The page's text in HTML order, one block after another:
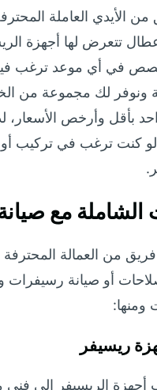
الأيدي العاملة
تتعرض لها أجهزة
في أي موعد ترغب
ونوفر لك مجموعة من
بأقل وأرخص الأسعار،
لو كنت ترغب في تركيب أو
الشاملة مع
من العمالة المحترفة
أو صيانة رسيفرات
ومنها:
ريسيفر
أجهزة الريسيفر إلى